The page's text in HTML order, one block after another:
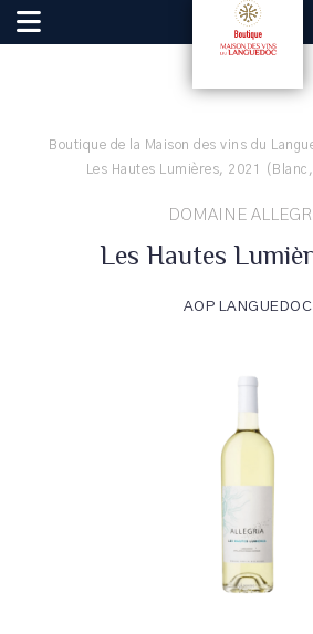
Boutique de la Maison des vins du
Les Hautes Lumières, 2021
DOMAINE
Les Hautes
AOP LANGUEDOC